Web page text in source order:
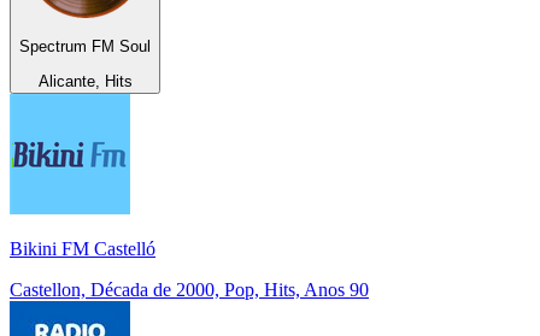
Spectrum FM Soul
Alicante, Hits
Bikini FM Castelló
Castellon, Década de 2000, Pop, Hits, Anos 90